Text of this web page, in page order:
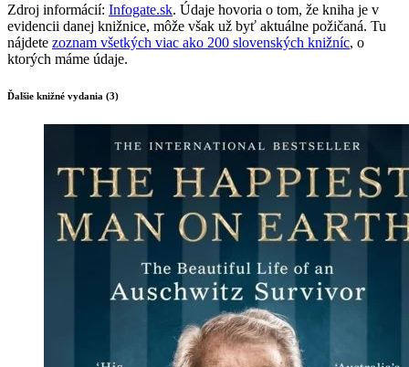
Zdroj informácií: Infogate.sk. Údaje hovoria o tom, že kniha je v
evidencii danej knižnice, môže však už byť aktuálne požičaná. Tu
nájdete zoznam všetkých viac ako 200 slovenských knižníc, o
ktorých máme údaje.
Ďalšie knižné vydania (3)